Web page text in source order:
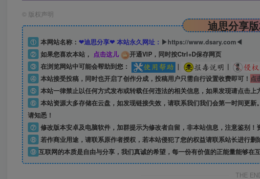
© 版权声明
迪思分享
① 本网站名称： ❤迪思分享❤ 本站永久网址： ▶https://www.dsary.com◀
② 如果您喜欢本站， 点击这儿
开通VIP，同时按Ctrl+D保存网页
③ 在浏览网站中可能会帮助到您： | |
④ 本站接受投稿，同时也开启了创作分成，投稿用户只需自行设置收费即可！ 点
⑤ 本站一律禁止以任何方式发布或转载任何违法的相关信息，如果发现请点击
⑥ 本站资源大多存储在云盘，如发现链接失效，请联系我们我们会第一时间更新
请知悉！
⑦ 修改版本安卓及电脑软件，加群提示为修改者自留， 非本站信息，注意鉴别！
⑧ 若作商业用途，请联系原作者授权，若本站侵犯了您的权益请联系站长进行删
⑨ 互联网的本质是自由与分享，我们真诚的希望，每一份有价值的正能量能够在
THE